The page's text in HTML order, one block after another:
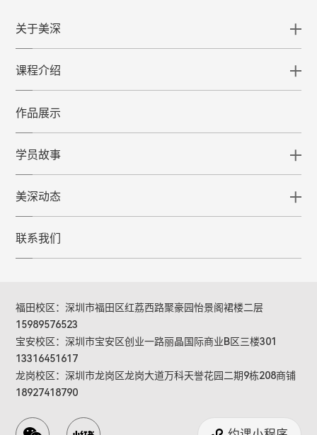
关于美深
课程介绍
作品展示
学员故事
美深动态
联系我们
福田校区：深圳市福田区红荔西路聚豪园怡景阁裙楼二层
15989576523
宝安校区：深圳市宝安区创业一路丽晶国际商业B区三楼301
13316451617
龙岗校区：深圳市龙岗区龙岗大道万科天誉花园二期9栋208商铺
18927418790